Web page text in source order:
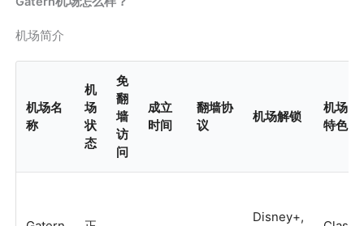
机场简介
机场名
称
机
场
状
态
免
翻
墙
访
问
成立
时间
翻墙协
议
机场解锁
机场
特色
Disney+,